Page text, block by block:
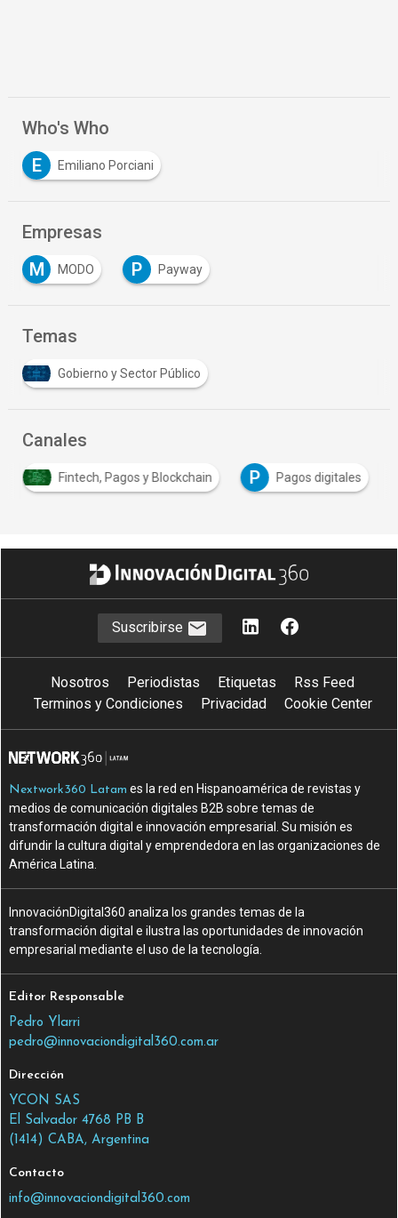
Who's Who
E
Emiliano Porciani
Empresas
M
MODO P Payway
Temas
Gobierno y Sector Público
Canales
Fintech, Pagos y Blockchain P Pagos digitales
Suscribirse
Nosotros Periodistas Etiquetas
Rss Feed
Terminos y Condiciones
Privacidad Cookie Center
Nextwork360 Latam es la red en Hispanoamérica de revistas y
medios de comunicación digitales B2B sobre temas de
transformación digital e innovación empresarial. Su misión es
difundir la cultura digital y emprendedora en las organizaciones de
América Latina.
InnovaciónDigital360 analiza los grandes temas de la
transformación digital e ilustra las oportunidades de innovación
empresarial mediante el uso de la tecnología.
Editor Responsable
Pedro Ylarri
pedro@innovaciondigital360.com.ar
Dirección
YCON SAS
El Salvador 4768 PB B
(1414) CABA, Argentina
Contacto
info@innovaciondigital360.com